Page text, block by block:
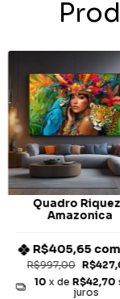
Quadro
Amazonica
R$997,00
R$405,65com
10 x de R$42,70
juros